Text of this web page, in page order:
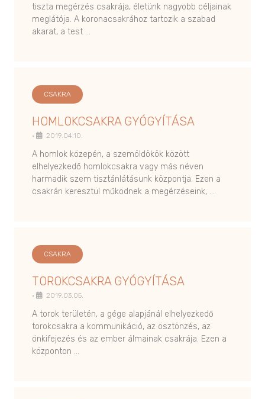
tiszta megérzés csakrája, életünk nagyobb céljainak
meglátója. A koronacsakrához tartozik a szabad
akarat, a test …
CSAKRA
HOMLOKCSAKRA GYÓGYÍTÁSA
• 2019.04.10.
A homlok közepén, a szemöldökök között
elhelyezkedő homlokcsakra vagy más néven
harmadik szem tisztánlátásunk központja. Ezen a
csakrán keresztül működnek a megérzéseink, …
CSAKRA
TOROKCSAKRA GYÓGYÍTÁSA
• 2019.03.05.
A torok területén, a gége alapjánál elhelyezkedő
torokcsakra a kommunikáció, az ösztönzés, az
önkifejezés és az ember álmainak csakrája. Ezen a
központon …